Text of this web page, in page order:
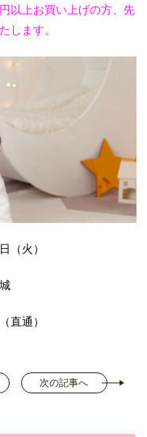
以上お買い上げの方、先
します。
（火）
直通）
次の記事へ